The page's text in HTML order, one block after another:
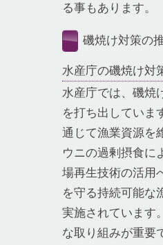
る事もあります。
磯焼け対策の
水産庁の磯焼け対
水産庁では、磯焼
を打ち出していま
通じて漁業資源を
ウニの過剰摂食に
場再生技術の活用
を守る持続可能な
実施されています
な取り組みが重要